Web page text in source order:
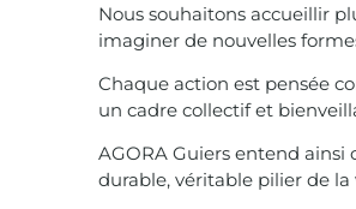
Nous souhaitons accueillir
imaginer de nouvelles
Chaque action est pensée
un cadre collectif et
AGORA Guiers entend
durable, véritable pilier de la